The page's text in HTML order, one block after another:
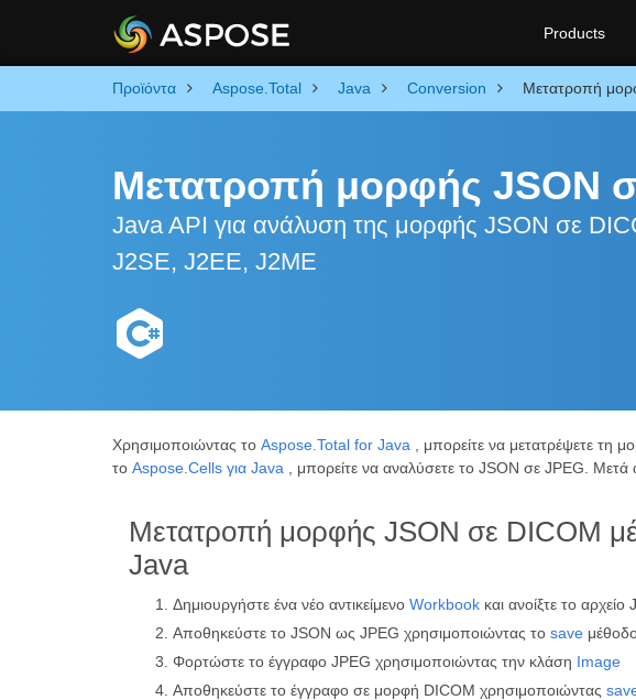
Products
Προϊόντα Aspose.Total Java Conversion Μετατροπή
Μετατροπή μορφής JSON
Java API για ανάλυση της μορφής JSON σε
J2SE, J2EE, J2ME
Χρησιμοποιώντας το Aspose.Total for Java , μπορείτε να μετατρέψετε
το Aspose.Cells για Java , μπορείτε να αναλύσετε το JSON σε JPEG.
Μετατροπή μορφής JSON σε DICOM
Java
Δημιουργήστε ένα νέο αντικείμενο Workbook και ανοίξτε το αρχείο
Αποθηκεύστε το JSON ως JPEG χρησιμοποιώντας το save
Φορτώστε το έγγραφο JPEG χρησιμοποιώντας την κλάση Image
Αποθηκεύστε το έγγραφο σε μορφή DICOM χρησιμοποιώντας